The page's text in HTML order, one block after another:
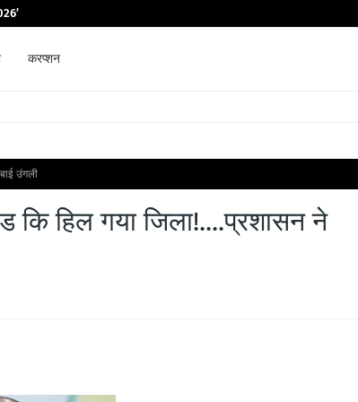
करप्शन
उंगली
कि हिल गया जिला!....प्रशासन ने